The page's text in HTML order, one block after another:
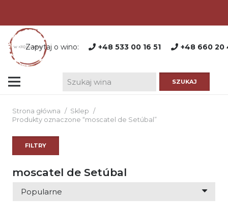
Zapytaj o wino: +48 533 00 16 51 +48 660 20
Strona główna / Sklep
/
Produkty oznaczone “moscatel de Setúbal”
moscatel de Setúbal
FILTRY